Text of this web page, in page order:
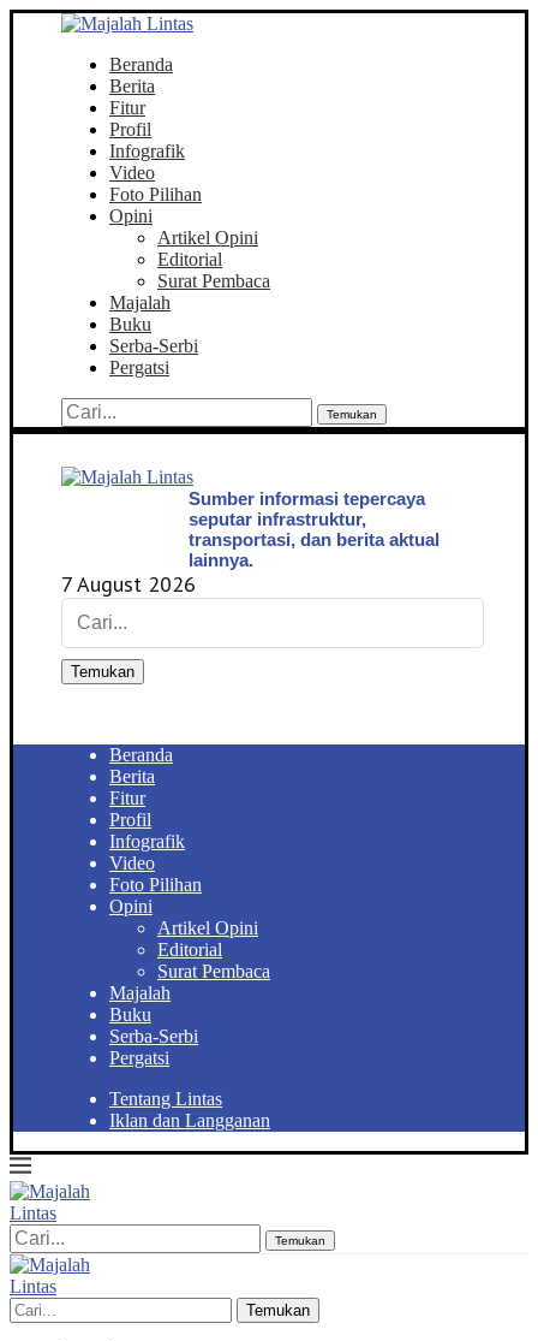
Beranda
Berita
Fitur
Profil
Infografik
Video
Foto Pilihan
Opini
Artikel Opini
Editorial
Surat Pembaca
Majalah
Buku
Serba-Serbi
Pergatsi
Temukan
Sumber informasi tepercaya
seputar infrastruktur,
transportasi, dan berita aktual
lainnya.
7 August 2026
Temukan
Beranda
Berita
Fitur
Profil
Infografik
Video
Foto Pilihan
Opini
Artikel Opini
Editorial
Surat Pembaca
Majalah
Buku
Serba-Serbi
Pergatsi
Tentang Lintas
Iklan dan Langganan
Temukan
Temukan